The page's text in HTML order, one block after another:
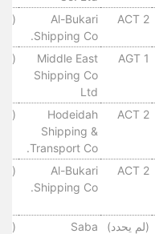
ACT 2
Al-Bukari
Shipping Co.
AGT 1
Middle East
Shipping Co
Ltd
ACT 2
Hodeidah
Shipping &
Transport Co.
ACT 2
Al-Bukari
Shipping Co.
(لم يحدد)
Saba